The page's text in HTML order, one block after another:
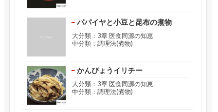
パパイヤと小豆と昆布の煮物
大分類：3章 医食同源の知恵
中分類：調理法(煮物)
かんぴょうイリチー
大分類：3章 医食同源の知恵
中分類：調理法(煮物)